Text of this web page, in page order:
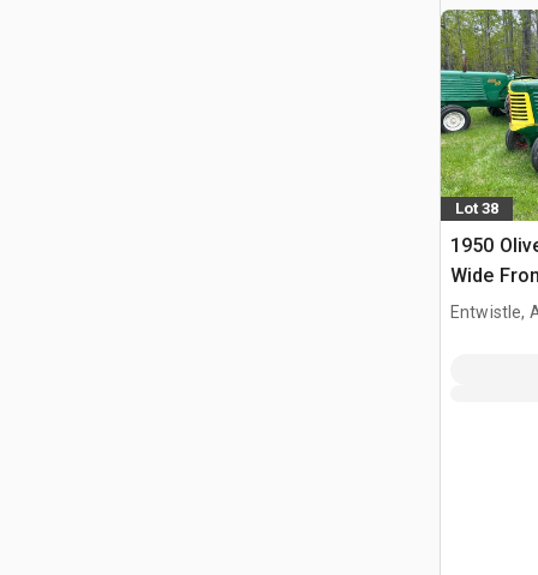
Lot 38
1950
Wide
collection
Entwistle,